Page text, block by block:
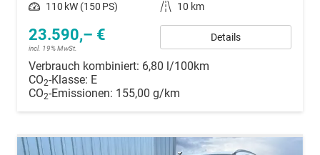
Leistung 110 kW (150 PS) Kilometerstand 10 km
23.590,– €
incl. 19% MwSt.
Details
Verbrauch kombiniert: 6,80 l/100km
CO2-Klasse: E
CO2-Emissionen: 155,00 g/km